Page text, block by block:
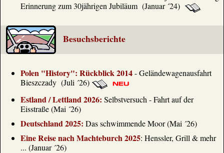
Gruppe der Schnäppchenjäger verstärkt
L ´tur, in Großbritannien startet jetzt die Marke "Sun
Deals".
www.touristik-aktuell.de
Vertriebsaktionen
Mit Last-Minute-Aktionen wollen TUI, Dertour und
Portalen stärken. Die Vermarktungspartnerschaft
mit TUI gewährt Reisebüros Preisnachlässe auf
ausgewählte Hotels. So sollen die Nachfrage
angekurbelt und neue Formen der Zusammenarbeit
zwischen Veranstalter und Vertrieb erprobt werden.
www.touristik-aktuell.de
Erinnerung zum 30jährigen Jubiläum (Januar ´24)
Besuchsberichte
Polen "History": Rückblick 2014- Geländewagenausfahrt
Bieszczady (Juli ´26)
Estland / Lettland 2026: Selbstversuch - Fahrt auf der
Eisstraße (Mai ´26)
Deutschland 2025: Das schwimmende Moor (Mai ´26)
Eine Reise nach Machteburch 2025: Henssler, Grill & mehr
... (Januar ´26)